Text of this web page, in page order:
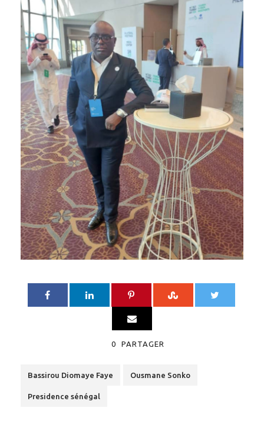
0 PARTAGER
Bassirou Diomaye Faye Ousmane Sonko
Presidence sénégal